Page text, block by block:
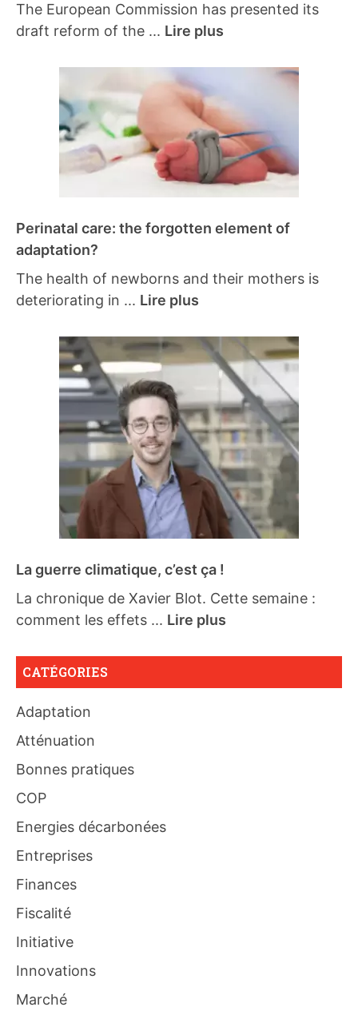
The European Commission has presented its
draft reform of the ... Lire plus
Perinatal care: the forgotten element of
adaptation?
The health of newborns and their mothers is
deteriorating in ... Lire plus
La guerre climatique, c’est ça !
La chronique de Xavier Blot. Cette semaine :
comment les effets ... Lire plus
CATÉGORIES
Adaptation
Atténuation
Bonnes pratiques
COP
Energies décarbonées
Entreprises
Finances
Fiscalité
Initiative
Innovations
Marché